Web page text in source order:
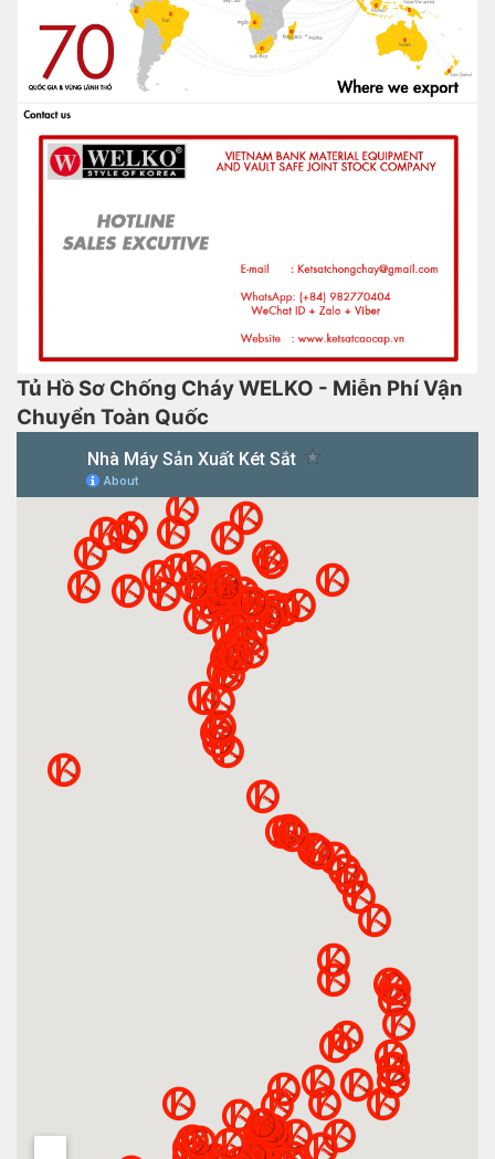
Tủ Hồ Sơ Chống Cháy WELKO - Miễn Phí Vận
Chuyển Toàn Quốc